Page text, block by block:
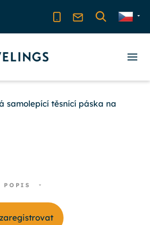
samolepící těsnící páska na
POPIS